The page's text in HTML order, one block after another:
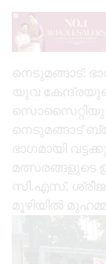
നെടുമങ്ങാട്:
യുവ
നെടുമങ്ങാട്
ഭാഗമായി
മത്സരങ്ങളുടെ
സി.എസ്.
മൂഴിയിൽ